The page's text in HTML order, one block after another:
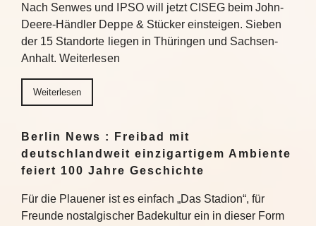
Nach Senwes und IPSO will jetzt CISEG beim John-
Deere-Händler Deppe & Stücker einsteigen. Sieben
der 15 Standorte liegen in Thüringen und Sachsen-
Anhalt. Weiterlesen
Weiterlesen
Berlin News : Freibad mit
deutschlandweit einzigartigem Ambiente
feiert 100 Jahre Geschichte
Für die Plauener ist es einfach „Das Stadion“, für
Freunde nostalgischer Badekultur ein in dieser Form